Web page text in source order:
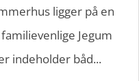
ligger på en
Jegum
indeholder båd...